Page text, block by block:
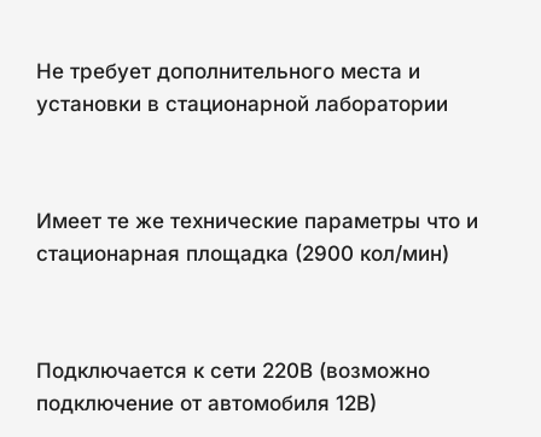
Не требует дополнительного места и
установки в стационарной лаборатории
Имеет те же технические параметры что и
стационарная площадка (2900 кол/мин)
Подключается к сети 220В (возможно
подключение от автомобиля 12В)